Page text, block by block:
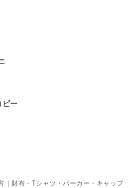
ピー
｜財布・Tシャツ・パーカー・キャップ